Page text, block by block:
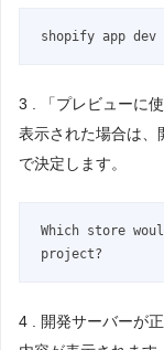
shopify app dev
3 . 「プレビューに
表示された場合は、
で決定します。
Which store
project?
4 . 開発サーバーが